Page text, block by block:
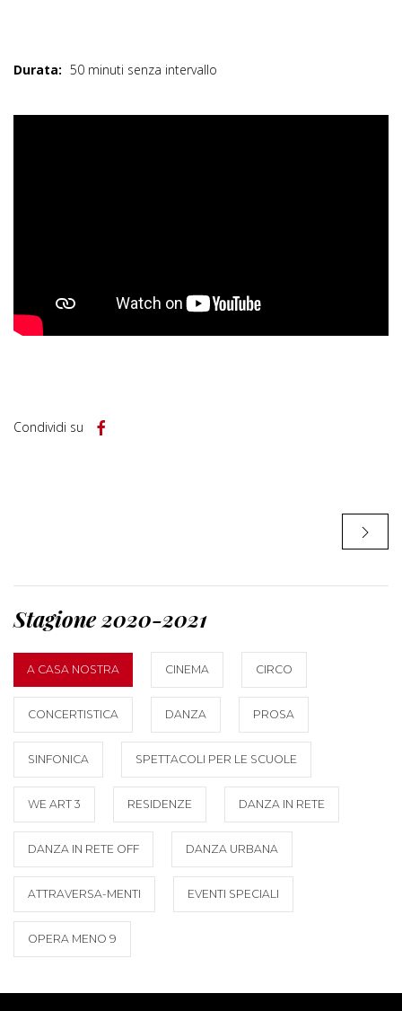
Durata: 50 minuti senza intervallo
Condividi su
Stagione 2020-2021
A CASA NOSTRA CINEMA CIRCO
CONCERTISTICA DANZA PROSA
SINFONICA SPETTACOLI PER LE SCUOLE
WE ART 3 RESIDENZE DANZA IN RETE
DANZA IN RETE OFF DANZA URBANA
ATTRAVERSA-MENTI EVENTI SPECIALI
OPERA MENO 9